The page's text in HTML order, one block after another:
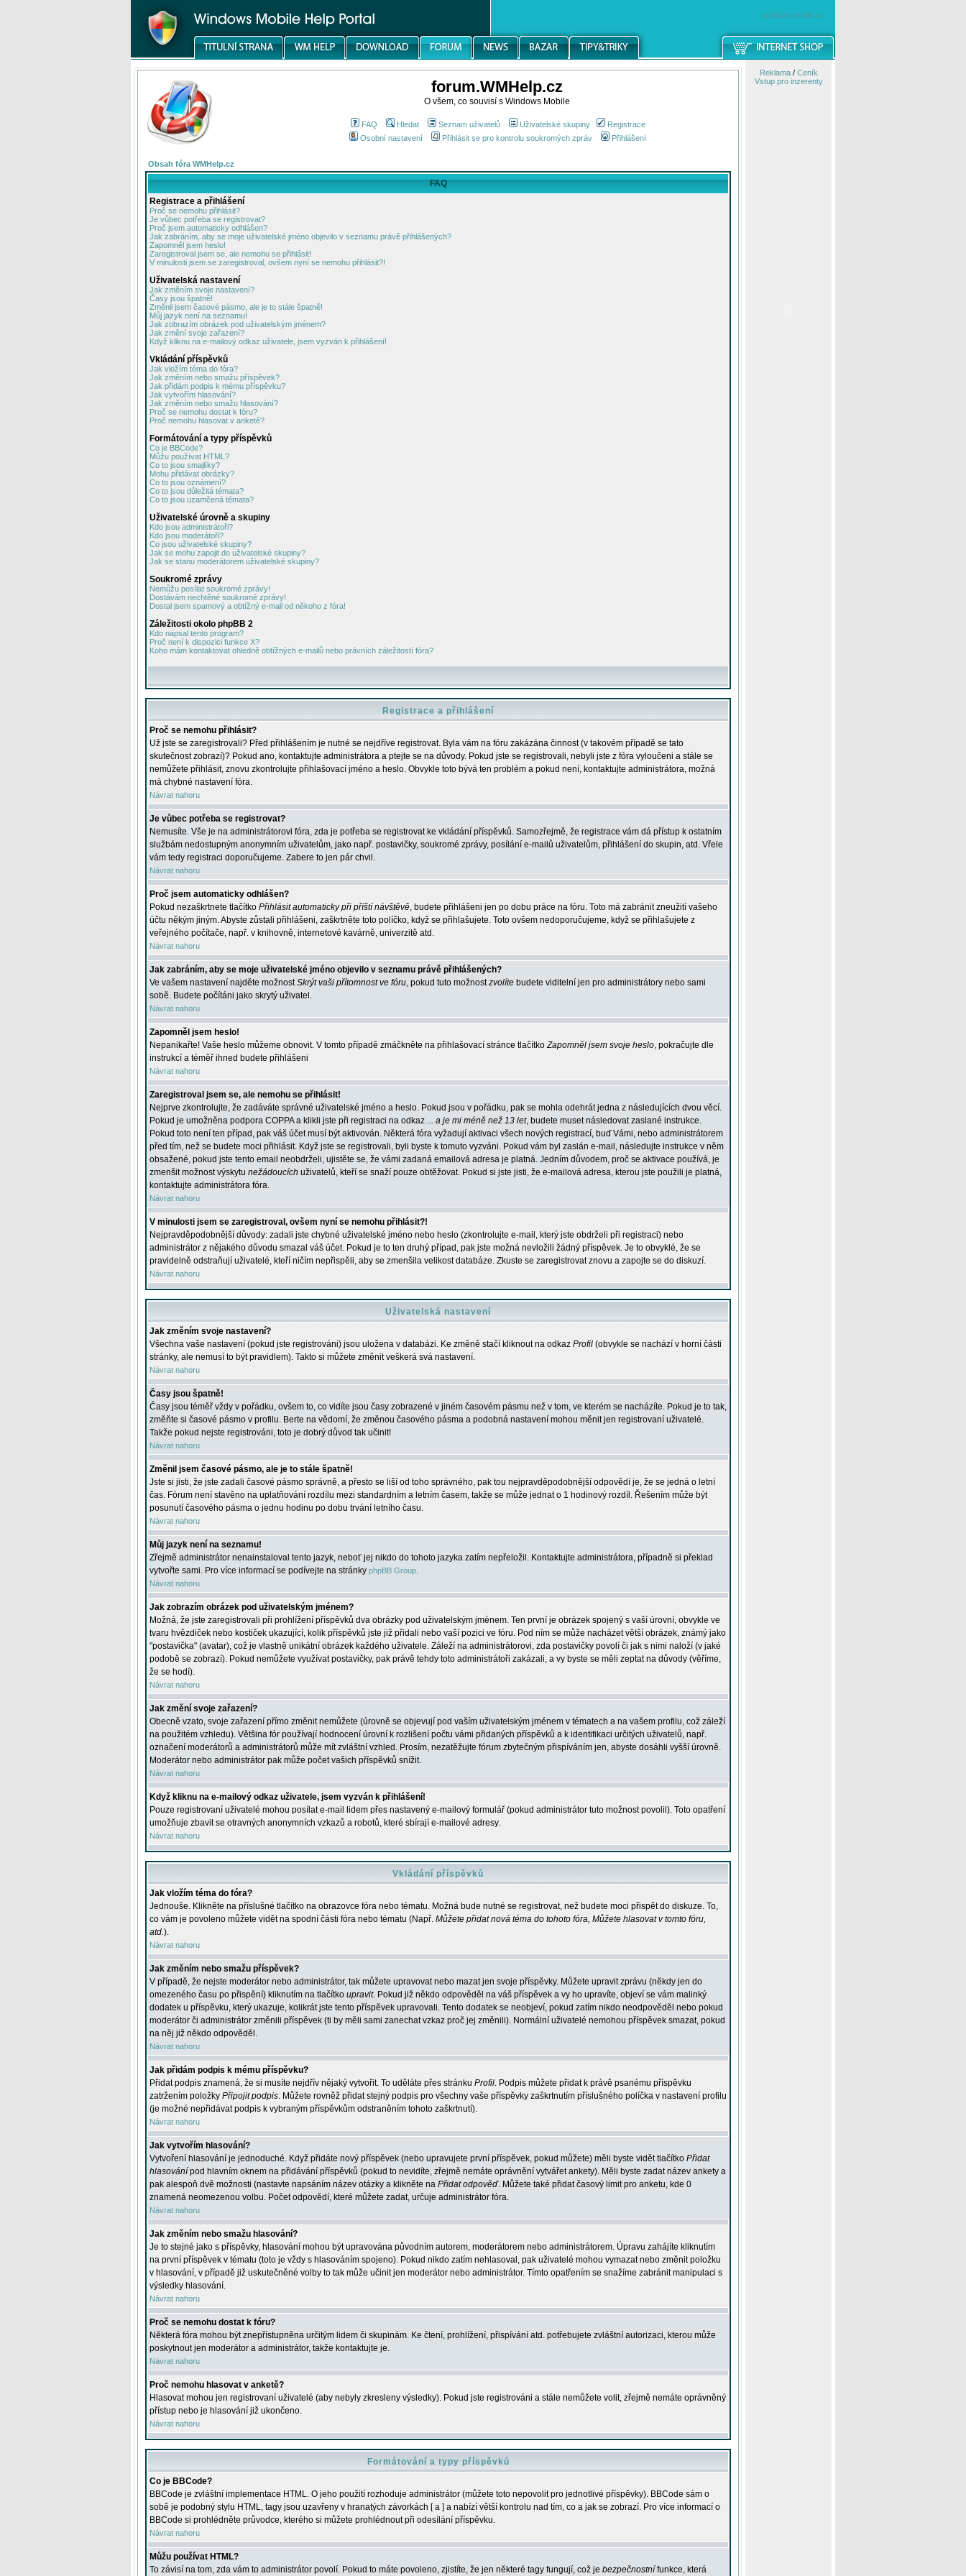
windowsmobile.cz
forum.WMHelp.cz
O všem, co souvisí s Windows Mobile
FAQ Hledat Seznam uživatelů Uživatelské skupiny
Registrace
Osobní nastavení
Přihlásit se pro kontrolu soukromých zpráv Přihlášení
Obsah fóra WMHelp.cz
FAQ
Registrace a přihlášení
Proč se nemohu přihlásit?
Je vůbec potřeba se registrovat?
Proč jsem automaticky odhlášen?
Jak zabráním, aby se moje uživatelské jméno objevilo v seznamu právě přihlášených?
Zapomněl jsem heslo!
Zaregistroval jsem se, ale nemohu se přihlásit!
V minulosti jsem se zaregistroval, ovšem nyní se nemohu přihlásit?!
Uživatelská nastavení
Jak změním svoje nastavení?
Časy jsou špatně!
Změnil jsem časové pásmo, ale je to stále špatně!
Můj jazyk není na seznamu!
Jak zobrazím obrázek pod uživatelským jménem?
Jak změní svoje zařazení?
Když kliknu na e-mailový odkaz uživatele, jsem vyzván k přihlášení!
Vkládání příspěvků
Jak vložím téma do fóra?
Jak změním nebo smažu příspěvek?
Jak přidám podpis k mému příspěvku?
Jak vytvořím hlasování?
Jak změním nebo smažu hlasování?
Proč se nemohu dostat k fóru?
Proč nemohu hlasovat v anketě?
Formátování a typy příspěvků
Co je BBCode?
Můžu používat HTML?
Co to jsou smajlíky?
Mohu přidávat obrázky?
Co to jsou oznámení?
Co to jsou důležitá témata?
Co to jsou uzamčená témata?
Uživatelské úrovně a skupiny
Kdo jsou administrátoři?
Kdo jsou moderátoři?
Co jsou uživatelské skupiny?
Jak se mohu zapojit do uživatelské skupiny?
Jak se stanu moderátorem uživatelské skupiny?
Soukromé zprávy
Nemůžu posílat soukromé zprávy!
Dostávám nechtěné soukromé zprávy!
Dostal jsem spamový a obtížný e-mail od někoho z fóra!
Záležitosti okolo phpBB 2
Kdo napsal tento program?
Proč není k dispozici funkce X?
Koho mám kontaktovat ohledně obtížných e-mailů nebo právních záležitostí fóra?
Registrace a přihlášení
Proč se nemohu přihlásit?
Už jste se zaregistrovali? Před přihlášením je nutné se nejdříve registrovat. Byla vám na fóru zakázána činnost (v takovém případě se tato
skutečnost zobrazí)? Pokud ano, kontaktujte administrátora a ptejte se na důvody. Pokud jste se registrovali, nebyli jste z fóra vyloučeni a stále se
nemůžete přihlásit, znovu zkontrolujte přihlašovací jméno a heslo. Obvykle toto bývá ten problém a pokud není, kontaktujte administrátora, možná
má chybné nastavení fóra.
Návrat nahoru
Je vůbec potřeba se registrovat?
Nemusíte. Vše je na administrátorovi fóra, zda je potřeba se registrovat ke vkládání příspěvků. Samozřejmě, že registrace vám dá přístup k ostatním
službám nedostupným anonymním uživatelům, jako např. postavičky, soukromé zprávy, posílání e-mailů uživatelům, přihlášení do skupin, atd. Vřele
vám tedy registraci doporučujeme. Zabere to jen pár chvil.
Návrat nahoru
Proč jsem automaticky odhlášen?
Pokud nezaškrtnete tlačítko Přihlásit automaticky při příští návštěvě, budete přihlášeni jen po dobu práce na fóru. Toto má zabránit zneužití vašeho
účtu někým jiným. Abyste zůstali přihlášeni, zaškrtněte toto políčko, když se přihlašujete. Toto ovšem nedoporučujeme, když se přihlašujete z
veřejného počítače, např. v knihovně, internetové kavárně, univerzitě atd.
Návrat nahoru
Jak zabráním, aby se moje uživatelské jméno objevilo v seznamu právě přihlášených?
Ve vašem nastavení najděte možnostSkrýt vaši přítomnost ve fóru, pokud tuto možnostzvolíte budete viditelní jen pro administrátory nebo sami
sobě. Budete počítáni jako skrytý uživatel.
Návrat nahoru
Zapomněl jsem heslo!
Nepanikařte! Vaše heslo můžeme obnovit. V tomto případě zmáčkněte na přihlašovací stránce tlačítkoZapomněl jsem svoje heslo, pokračujte dle
instrukcí a téměř ihned budete přihlášeni
Návrat nahoru
Zaregistroval jsem se, ale nemohu se přihlásit!
Nejprve zkontrolujte, že zadáváte správné uživatelské jméno a heslo. Pokud jsou v pořádku, pak se mohla odehrát jedna z následujících dvou věcí.
Pokud je umožněna podpora COPPA a klikli jste při registraci na odkaz ... a je mi méně než 13 let, budete muset následovat zaslané instrukce.
Pokud toto není ten případ, pak váš účet musí být aktivován. Některá fóra vyžadují aktivaci všech nových registrací, buď Vámi, nebo administrátorem
před tím, než se budete moci přihlásit. Když jste se registrovali, byli byste k tomuto vyzváni. Pokud vám byl zaslán e-mail, následujte instrukce v něm
obsažené, pokud jste tento email neobdrželi, ujistěte se, že vámi zadaná emailová adresa je platná. Jedním důvodem, proč se aktivace používá, je
zmenšit možnost výskytu nežádoucích uživatelů, kteří se snaží pouze obtěžovat. Pokud si jste jisti, že e-mailová adresa, kterou jste použili je platná,
kontaktujte administrátora fóra.
Návrat nahoru
V minulosti jsem se zaregistroval, ovšem nyní se nemohu přihlásit?!
Nejpravděpodobnější důvody: zadali jste chybné uživatelské jméno nebo heslo (zkontrolujte e-mail, který jste obdrželi při registraci) nebo
administrátor z nějakého důvodu smazal váš účet. Pokud je to ten druhý případ, pak jste možná nevložili žádný příspěvek. Je to obvyklé, že se
pravidelně odstraňují uživatelé, kteří ničím nepřispěli, aby se zmenšila velikost databáze. Zkuste se zaregistrovat znovu a zapojte se do diskuzí.
Návrat nahoru
Uživatelská nastavení
Jak změním svoje nastavení?
Všechna vaše nastavení (pokud jste registrováni) jsou uložena v databázi. Ke změně stačí kliknout na odkaz Profil (obvykle se nachází v horní části
stránky, ale nemusí to být pravidlem). Takto si můžete změnit veškerá svá nastavení.
Návrat nahoru
Časy jsou špatně!
Časy jsou téměř vždy v pořádku, ovšem to, co vidíte jsou časy zobrazené v jiném časovém pásmu než v tom, ve kterém se nacházíte. Pokud je to tak,
změňte si časové pásmo v profilu. Berte na vědomí, že změnou časového pásma a podobná nastavení mohou měnit jen registrovaní uživatelé.
Takže pokud nejste registrováni, toto je dobrý důvod tak učinit!
Návrat nahoru
Změnil jsem časové pásmo, ale je to stále špatně!
Jste si jisti, že jste zadali časové pásmo správně, a přesto se liší od toho správného, pak tou nejpravděpodobnější odpovědí je, že se jedná o letní
čas. Fórum není stavěno na uplatňování rozdílu mezi standardním a letním časem, takže se může jednat o 1 hodinový rozdíl. Řešením může být
posunutí časového pásma o jednu hodinu po dobu trvání letního času.
Návrat nahoru
Můj jazyk není na seznamu!
Zřejmě administrátor nenainstaloval tento jazyk, neboť jej nikdo do tohoto jazyka zatím nepřeložil. Kontaktujte administrátora, případně si překlad
vytvořte sami. Pro více informací se podívejte na stránky phpBB Group.
Návrat nahoru
Jak zobrazím obrázek pod uživatelským jménem?
Možná, že jste zaregistrovali při prohlížení příspěvků dva obrázky pod uživatelským jménem. Ten první je obrázek spojený s vaší úrovní, obvykle ve
tvaru hvězdiček nebo kostiček ukazující, kolik příspěvků jste již přidali nebo vaší pozici ve fóru. Pod ním se může nacházet větší obrázek, známý jako
"postavička" (avatar), což je vlastně unikátní obrázek každého uživatele. Záleží na administrátorovi, zda postavičky povolí či jak s nimi naloží (v jaké
podobě se zobrazí). Pokud nemůžete využívat postavičky, pak právě tehdy toto administrátoři zakázali, a vy byste se měli zeptat na důvody (věříme,
že se hodí).
Návrat nahoru
Jak změní svoje zařazení?
Obecně vzato, svoje zařazení přímo změnit nemůžete (úrovně se objevují pod vaším uživatelským jménem v tématech a na vašem profilu, což záleží
na použitém vzhledu). Většina fór používají hodnocení úrovní k rozlišení počtu vámi přidaných příspěvků a k identifikaci určitých uživatelů, např.
označení moderátorů a administrátorů může mít zvláštní vzhled. Prosím, nezatěžujte fórum zbytečným přispíváním jen, abyste dosáhli vyšší úrovně.
Moderátor nebo administrátor pak může počet vašich příspěvků snížit.
Návrat nahoru
Když kliknu na e-mailový odkaz uživatele, jsem vyzván k přihlášení!
Pouze registrovaní uživatelé mohou posílat e-mail lidem přes nastavený e-mailový formulář (pokud administrátor tuto možnost povolil). Toto opatření
umožňuje zbavit se otravných anonymních vzkazů a robotů, které sbírají e-mailové adresy.
Návrat nahoru
Vkládání příspěvků
Jak vložím téma do fóra?
Jednouše. Klikněte na příslušné tlačítko na obrazovce fóra nebo tématu. Možná bude nutné se registrovat, než budete moci přispět do diskuze. To,
co vám je povoleno můžete vidět na spodní části fóra nebo tématu (Např. Můžete přidat nová téma do tohoto fóra, Můžete hlasovat v tomto fóru,
atd.).
Návrat nahoru
Jak změním nebo smažu příspěvek?
V případě, že nejste moderátor nebo administrátor, tak můžete upravovat nebo mazat jen svoje příspěvky. Můžete upravit zprávu (někdy jen do
omezeného času po přispění) kliknutím na tlačítko upravit. Pokud již někdo odpověděl na váš příspěvek a vy ho upravíte, objeví se vám malinký
dodatek u příspěvku, který ukazuje, kolikrát jste tento příspěvek upravovali. Tento dodatek se neobjeví, pokud zatím nikdo neodpověděl nebo pokud
moderátor či administrátor změnili příspěvek (ti by měli sami zanechat vzkaz proč jej změnili). Normální uživatelé nemohou příspěvek smazat, pokud
na něj již někdo odpověděl.
Návrat nahoru
Jak přidám podpis k mému příspěvku?
Přidat podpis znamená, že si musíte nejdřív nějaký vytvořit. To uděláte přes stránku Profil. Podpis můžete přidat k právě psanému příspěvku
zatržením položky Připojit podpis. Můžete rovněž přidat stejný podpis pro všechny vaše příspěvky zaškrtnutím příslušného políčka v nastavení profilu
(je možné nepřidávat podpis k vybraným příspěvkům odstraněním tohoto zaškrtnutí).
Návrat nahoru
Jak vytvořím hlasování?
Vytvoření hlasování je jednoduché. Když přidáte nový příspěvek (nebo upravujete první příspěvek, pokud můžete) měli byste vidět tlačítko Přidat
hlasování pod hlavním oknem na přidávání příspěvků (pokud to nevidíte, zřejmě nemáte oprávnění vytvářet ankety). Měli byste zadat název ankety a
pak alespoň dvě možnosti (nastavte napsáním název otázky a klikněte na Přidat odpověď. Můžete také přidat časový limit pro anketu, kde 0
znamená neomezenou volbu. Počet odpovědí, které můžete zadat, určuje administrátor fóra.
Návrat nahoru
Jak změním nebo smažu hlasování?
Je to stejné jako s příspěvky, hlasování mohou být upravována původním autorem, moderátorem nebo administrátorem. Úpravu zahájíte kliknutím
na první příspěvek v tématu (toto je vždy s hlasováním spojeno). Pokud nikdo zatím nehlasoval, pak uživatelé mohou vymazat nebo změnit položku
v hlasování, v případě již uskutečněné volby to tak může učinit jen moderátor nebo administrátor. Tímto opatřením se snažíme zabránit manipulaci s
výsledky hlasování.
Návrat nahoru
Proč se nemohu dostat k fóru?
Některá fóra mohou být znepřístupněna určitým lidem či skupinám. Ke čtení, prohlížení, přispívání atd. potřebujete zvláštní autorizaci, kterou může
poskytnout jen moderátor a administrátor, takže kontaktujte je.
Návrat nahoru
Proč nemohu hlasovat v anketě?
Hlasovat mohou jen registrovaní uživatelé (aby nebyly zkresleny výsledky). Pokud jste registrováni a stále nemůžete volit, zřejmě nemáte oprávněný
přístup nebo je hlasování již ukončeno.
Návrat nahoru
Formátování a typy příspěvků
Co je BBCode?
BBCode je zvláštní implementace HTML. O jeho použití rozhoduje administrátor (můžete toto nepovolit pro jednotlivé příspěvky). BBCode sám o
sobě je podobný stylu HTML, tagy jsou uzavřeny v hranatých závorkách [ a ] a nabízí větší kontrolu nad tím, co a jak se zobrazí. Pro více informací o
BBCode si prohlédněte průvodce, kterého si můžete prohlédnout při odesílání příspěvku.
Návrat nahoru
Můžu používat HTML?
To závisí na tom, zda vám to administrátor povolí. Pokud to máte povoleno, zjistíte, že jen některé tagy fungují, což je bezpečnostní funkce, která
Reklama/ Ceník
Vstup pro inzerenty